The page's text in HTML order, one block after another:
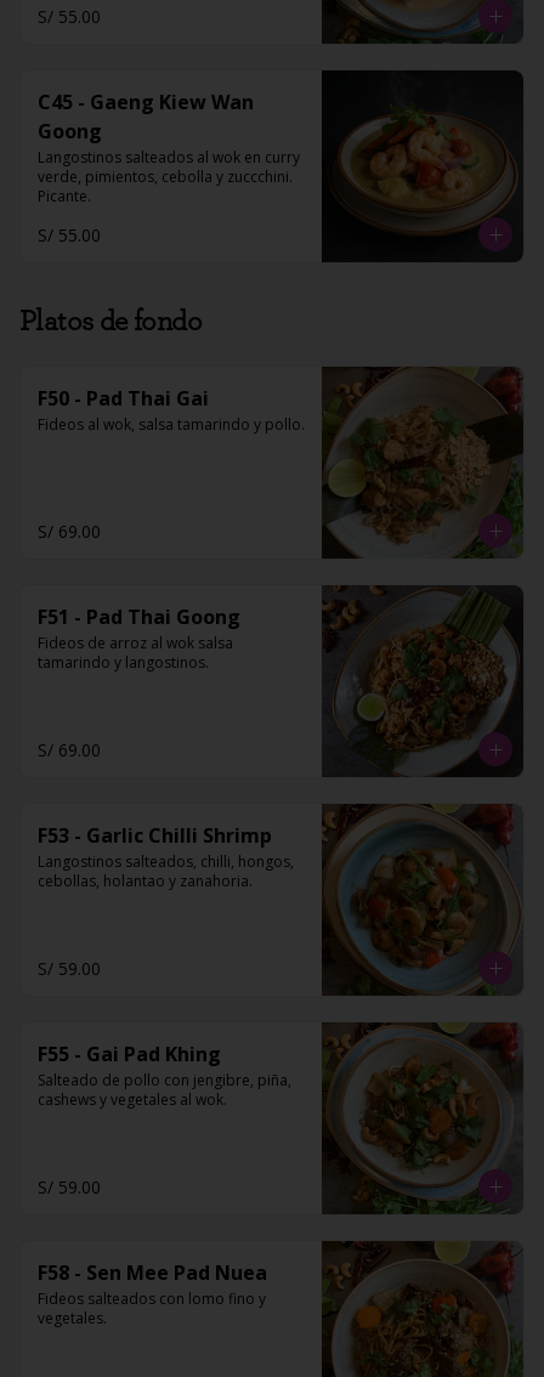
S/ 55.00
C45 - Gaeng Kiew Wan
Goong
Langostinos salteados al wok en curry
verde, pimientos, cebolla y zuccchini.
Picante.
S/ 55.00
Platos de fondo
F50 - Pad Thai Gai
Fideos al wok, salsa tamarindo y pollo.
S/ 69.00
F51 - Pad Thai Goong
Fideos de arroz al wok salsa
tamarindo y langostinos.
S/ 69.00
F53 - Garlic Chilli Shrimp
Langostinos salteados, chilli, hongos,
cebollas, holantao y zanahoria.
S/ 59.00
F55 - Gai Pad Khing
Salteado de pollo con jengibre, piña,
cashews y vegetales al wok.
S/ 59.00
F58 - Sen Mee Pad Nuea
Fideos salteados con lomo fino y
vegetales.